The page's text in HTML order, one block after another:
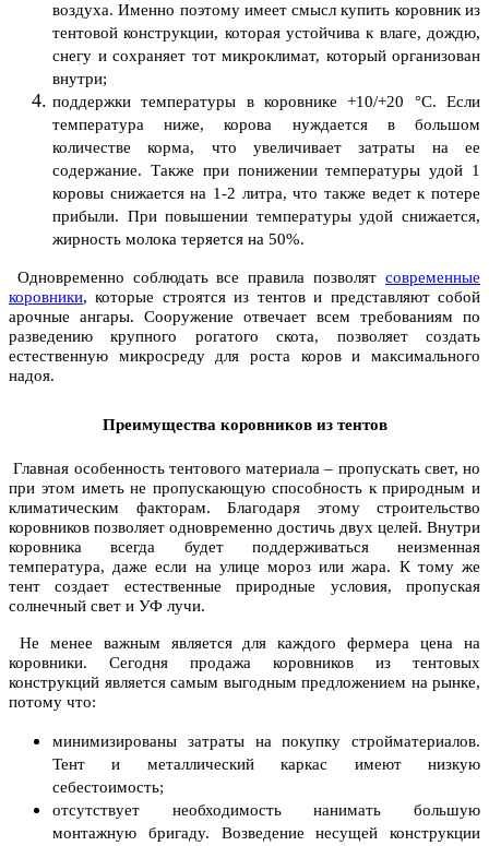
воздуха. Именно поэтому имеет смысл купить коровник из
тентовой конструкции, которая устойчива к влаге, дождю,
снегу и сохраняет тот микроклимат, который организован
внутри;
поддержки температуры в коровнике +10/+20 °С. Если
температура ниже, корова нуждается в большом
количестве корма, что увеличивает затраты на ее
содержание. Также при понижении температуры удой 1
коровы снижается на 1-2 литра, что также ведет к потере
прибыли. При повышении температуры удой снижается,
жирность молока теряется на 50%.
Одновременно соблюдать все правила позволят современные
коровники, которые строятся из тентов и представляют собой
арочные ангары. Сооружение отвечает всем требованиям по
разведению крупного рогатого скота, позволяет создать
естественную микросреду для роста коров и максимального
надоя.
Преимущества коровников из тентов
Главная особенность тентового материала – пропускать свет, но
при этом иметь не пропускающую способность к природным и
климатическим факторам. Благодаря этому строительство
коровников позволяет одновременно достичь двух целей. Внутри
коровника всегда будет поддерживаться неизменная
температура, даже если на улице мороз или жара. К тому же
тент создает естественные природные условия, пропуская
солнечный свет и УФ лучи.
Не менее важным является для каждого фермера цена на
коровники. Сегодня продажа коровников из тентовых
конструкций является самым выгодным предложением на рынке,
потому что:
минимизированы затраты на покупку стройматериалов.
Тент и металлический каркас имеют низкую
себестоимость;
отсутствует необходимость нанимать большую
монтажную бригаду. Возведение несущей конструкции